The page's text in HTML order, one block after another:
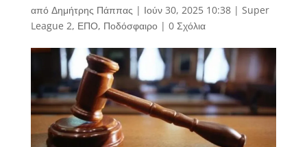
από Δημήτρης Πάππας | Ιούν 30, 2025 10:38| Super
League 2, ΕΠΟ, Ποδόσφαιρο| 0 Σχόλια